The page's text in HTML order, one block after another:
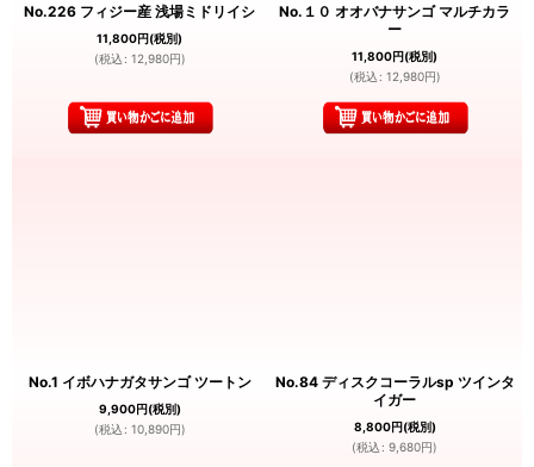
No.226 フィジー産 浅場ミドリイシ
11,800円(税別)
(税込 : 12,980円)
No.１０ オオバナサンゴ マルチカラ
ー
11,800円(税別)
(税込 : 12,980円)
No.1 イボハナガタサンゴ ツートン
9,900円(税別)
(税込 : 10,890円)
No.84 ディスクコーラルsp ツインタ
イガー
8,800円(税別)
(税込 : 9,680円)